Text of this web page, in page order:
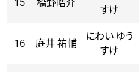
15 橋野皓介
すけ
16 庭井 祐輔
にわい ゆう
すけ